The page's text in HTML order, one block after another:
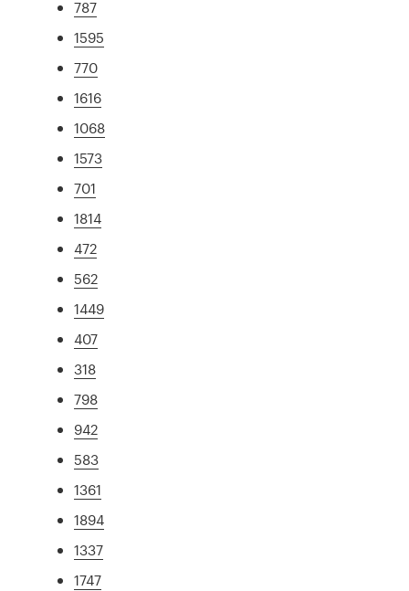
787
1595
770
1616
1068
1573
701
1814
472
562
1449
407
318
798
942
583
1361
1894
1337
1747